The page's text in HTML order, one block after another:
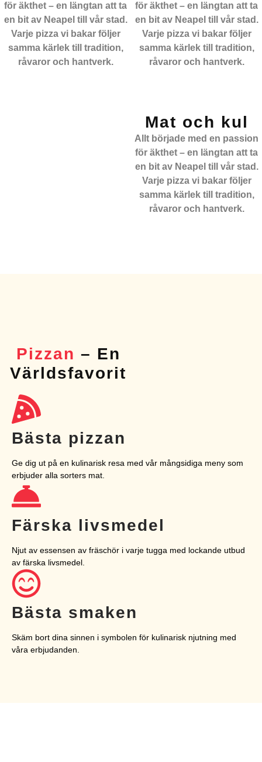
för äkthet – en längtan att ta
en bit av Neapel till vår stad.
Varje pizza vi bakar följer
samma kärlek till tradition,
råvaror och hantverk.
för äkthet – en längtan att ta
en bit av Neapel till vår stad.
Varje pizza vi bakar följer
samma kärlek till tradition,
råvaror och hantverk.
Mat och kul
Allt började med en passion
för äkthet – en längtan att ta
en bit av Neapel till vår stad.
Varje pizza vi bakar följer
samma kärlek till tradition,
råvaror och hantverk.
Pizzan – En
Världsfavorit
Bästa pizzan
Ge dig ut på en kulinarisk resa med vår mångsidiga meny som
erbjuder alla sorters mat.
Färska livsmedel
Njut av essensen av fräschör i varje tugga med lockande utbud
av färska livsmedel.
Bästa smaken
Skäm bort dina sinnen i symbolen för kulinarisk njutning med
våra erbjudanden.